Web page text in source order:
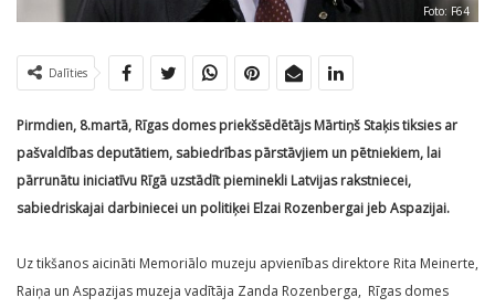
Foto: F64
Dalīties
Pirmdien, 8.martā, Rīgas domes priekšsēdētājs Mārtiņš Staķis tiksies ar
pašvaldības deputātiem, sabiedrības pārstāvjiem un pētniekiem, lai
pārrunātu iniciatīvu Rīgā uzstādīt pieminekli Latvijas rakstniecei,
sabiedriskajai darbiniecei un politiķei Elzai Rozenbergai jeb Aspazijai.
Uz tikšanos aicināti Memoriālo muzeju apvienības direktore Rita Meinerte,
Raiņa un Aspazijas muzeja vadītāja Zanda Rozenberga, Rīgas domes